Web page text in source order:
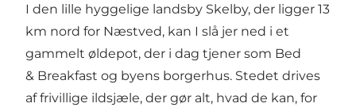
I den lille hyggelige landsby Skelby, der ligger 13
km nord for Næstved, kan I slå jer ned i et
gammelt øldepot, der i dag tjener som Bed
& Breakfast og byens borgerhus. Stedet drives
af frivillige ildsjæle, der gør alt, hvad de kan, for